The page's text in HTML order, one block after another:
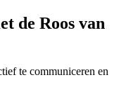
de Roos van
te communiceren en